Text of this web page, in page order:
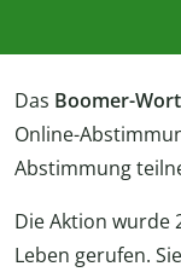
Das Boomer-
Online-
Abstimmung
Die Aktion wurde
Leben gerufen.